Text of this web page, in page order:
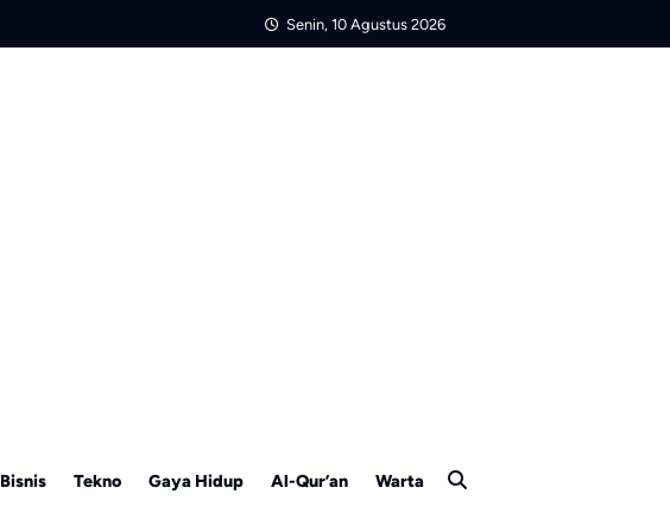
Senin, 10 Agustus 2026
Bisnis Tekno Gaya Hidup Al-Qur’an Warta